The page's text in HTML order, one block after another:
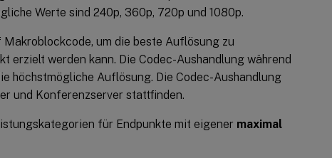
Werte sind 240p, 360p, 720p und 1080p.
um die beste Auflösung zu
erzielt werden kann. Die Codec-Aushandlung während
höchstmögliche Auflösung. Die Codec-Aushandlung
und Konferenzserver stattfinden.
für Endpunkte mit eigener maximal